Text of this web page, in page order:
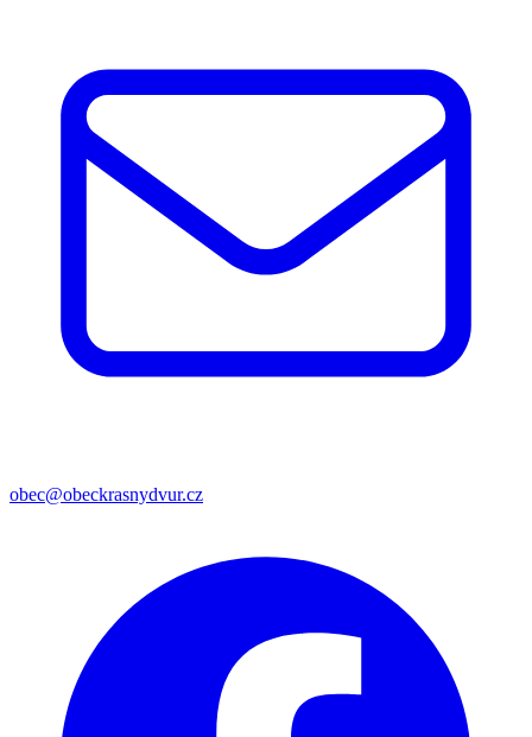
obec@obeckrasnydvur.cz